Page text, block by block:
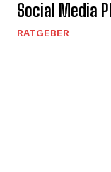
Social Media
RATGEBER